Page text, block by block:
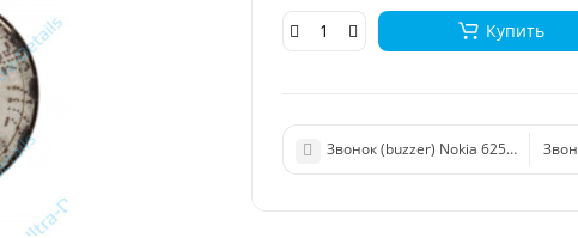
Купить
Звонок (buzzer) Nokia 625/1320/515